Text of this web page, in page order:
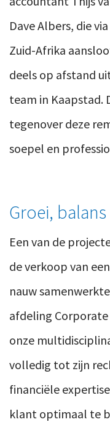
Dave Albers, die
Zuid-Afrika
deels op afstand
team in Kaapstad.
tegenover deze
soepel en
Groei,
Een van de
de verkoop van
nauw
afdeling Corporate
onze
volledig tot zijn
financiële
klant optimaal te